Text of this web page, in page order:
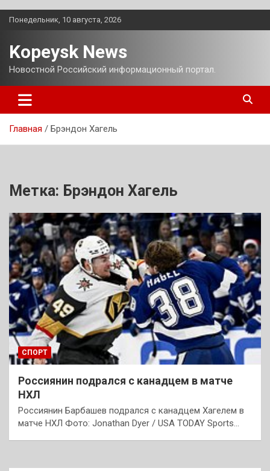
Перейти
Понедельник, 10 августа, 2026
Kopeysk News
Новостной Российский информационный портал.
Главная Брэндон Хагель
Метка: Брэндон Хагель
СПОРТ
Россиянин подрался с канадцем в матче
НХЛ
Россиянин Барбашев подрался с канадцем Хагелем в
матче НХЛ Фото: Jonathan Dyer / USA TODAY Sports…